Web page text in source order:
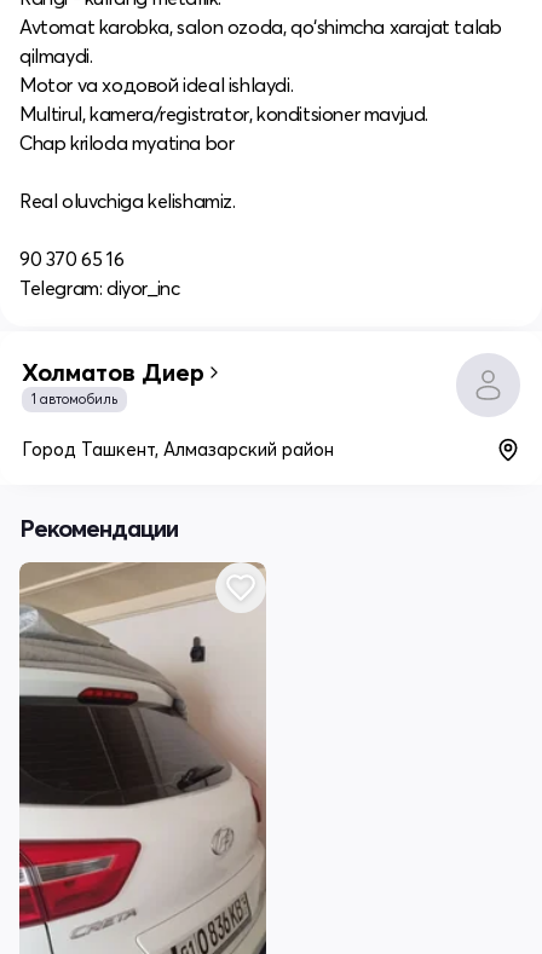
Avtomat karobka, salon ozoda, qo‘shimcha xarajat talab
qilmaydi.
Motor va ходовой ideal ishlaydi.
Multirul, kamera/registrator, konditsioner mavjud.
Chap kriloda myatina bor
Real oluvchiga kelishamiz.
90 370 65 16
Telegram: diyor_inc
Холматов Диер
1 автомобиль
Город Ташкент, Алмазарский район
Рекомендации